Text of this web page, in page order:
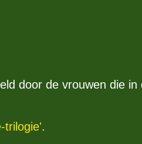
door de vrouwen die
trilogie'.